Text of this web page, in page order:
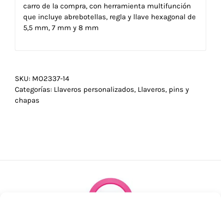
carro de la compra, con herramienta multifunción
que incluye abrebotellas, regla y llave hexagonal de
5,5 mm, 7 mm y 8 mm
SKU: MO2337-14
Categorías: Llaveros personalizados, Llaveros, pins y
chapas